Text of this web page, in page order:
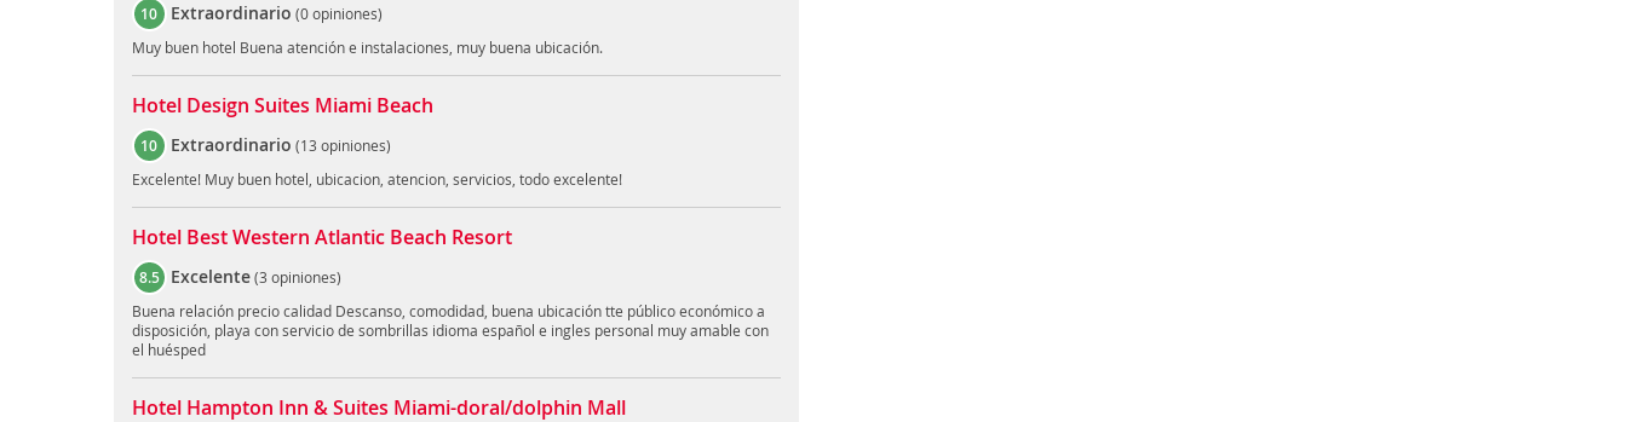
10 Extraordinario (0 opiniones)
Muy buen hotel Buena atención e instalaciones, muy buena ubicación.
Hotel Design Suites Miami Beach
10 Extraordinario (13 opiniones)
Excelente! Muy buen hotel, ubicacion, atencion, servicios, todo excelente!
Hotel Best Western Atlantic Beach Resort
8.5 Excelente(3 opiniones)
Buena relación precio calidad Descanso, comodidad, buena ubicación tte público económico a
disposición, playa con servicio de sombrillas idioma español e ingles personal muy amable con
el huésped
Hotel Hampton Inn & Suites Miami-doral/dolphin Mall